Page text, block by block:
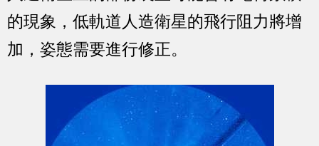
的現象，低軌道人造衛星的飛行阻力將增
加，姿態需要進行修正。